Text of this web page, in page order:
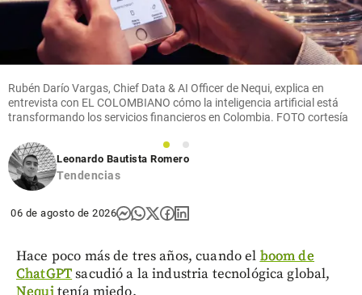
Rubén Darío Vargas, Chief Data & AI Officer de Nequi, explica en
entrevista con EL COLOMBIANO cómo la inteligencia artificial está
transformando los servicios financieros en Colombia. FOTO cortesía
1
2
Leonardo Bautista Romero
Tendencias
06 de agosto de 2026
Hace poco más de tres años, cuando el boom de
ChatGPTsacudió a la industria tecnológica global,